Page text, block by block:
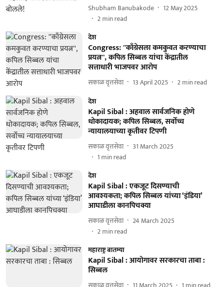
Shubham Banubakode
12 May 2025
2min read
देश
Congress: ''काँग्रेसला कमकुवत करण्याचा
प्रयत्न'', कपिल सिब्बल यांचा केंद्रातील
सत्ताधारी भाजपवर आरोप
सकाळ वृत्तसेवा 13 April 2025 2min read
देश
Kapil Sibal : अहवाल सार्वजनिक होणे
धोकादायक; कपिल सिब्बल, सर्वोच्च
न्यायालयाच्या कृतीवर टिपणी
सकाळ वृत्तसेवा
31 March 2025
1 min read
देश
Kapil Sibal : एकजूट दिसण्याची
आवश्यकता; कपिल सिब्बल यांच्या ‘इंडिया’
आघाडीला कानपिचक्या
सकाळ वृत्तसेवा
24 March 2025
2min read
महाराष्ट्र बातम्या
Kapil Sibal : आयोगावर सरकारचा ताबा :
सिब्बल